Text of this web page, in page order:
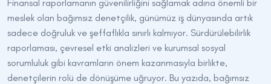
Finansal raporlamanın güvenilirliğini sağlamak adına önemli bir
meslek olan bağımsız denetçilik, günümüz iş dünyasında artık
sadece doğruluk ve şeffaflıkla sınırlı kalmıyor. Sürdürülebilirlik
raporlaması, çevresel etki analizleri ve kurumsal sosyal
sorumluluk gibi kavramların önem kazanmasıyla birlikte,
denetçilerin rolü de dönüşüme uğruyor. Bu yazıda, bağımsız